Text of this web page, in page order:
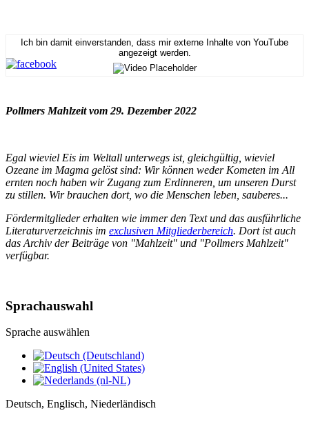
Ich bin damit einverstanden, dass mir externe Inhalte von YouTube
angezeigt werden.
Pollmers Mahlzeit vom 29. Dezember 2022
Egal wieviel Eis im Weltall unterwegs ist, gleichgültig, wieviel
Ozeane im Magma gelöst sind: Wir können weder Kometen im All
ernten noch haben wir Zugang zum Erdinneren, um unseren Durst
zu stillen. Wir brauchen dort, wo die Menschen leben, sauberes...
Fördermitglieder erhalten wie immer den Text und das ausführliche
Literaturverzeichnis im exclusiven Mitgliederbereich. Dort ist auch
das Archiv der Beiträge von "Mahlzeit" und "Pollmers Mahlzeit"
verfügbar.
Sprachauswahl
Sprache auswählen
Deutsch, Englisch, Niederländisch